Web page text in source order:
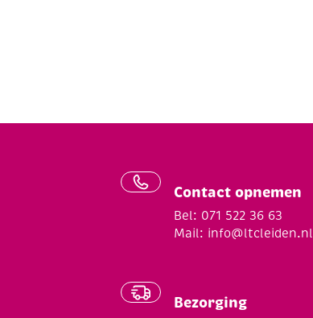
Contact opnemen
Bel: 071 522 36 63
Mail: info@ltcleiden.nl
Bezorging